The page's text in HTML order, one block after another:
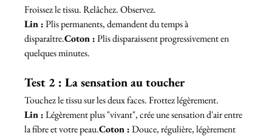
Froissez le tissu. Relâchez. Observez.
Lin : Plis permanents, demandent du temps à
disparaître.Coton : Plis disparaissent progressivement en
quelques minutes.
Test 2 : La sensation au toucher
Touchez le tissu sur les deux faces. Frottez légèrement.
Lin : Légèrement plus "vivant", crée une sensation d'air entre
la fibre et votre peau.Coton : Douce, régulière, légèrement